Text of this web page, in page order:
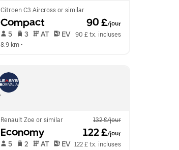
Citroen C3 Aircross or similar
Compact 90 £/jour
5 3 AT EV
90 £ tx. incluses
8.9 km •
Renault Zoe or similar 132 £/jour
Economy 122 £/jour
5 2 AT EV 122 £ tx. incluses